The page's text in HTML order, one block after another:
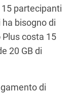
partecipanti
bisogno di
costa 15
20 GB di
di